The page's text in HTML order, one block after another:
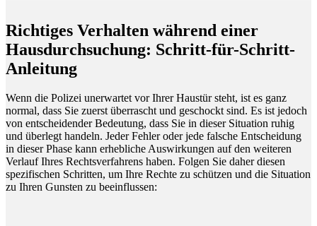
Richtiges Verhalten während einer
Hausdurchsuchung: Schritt-für-Schritt-
Anleitung
Wenn die Polizei unerwartet vor Ihrer Haustür steht, ist es ganz
normal, dass Sie zuerst überrascht und geschockt sind. Es ist jedoch
von entscheidender Bedeutung, dass Sie in dieser Situation ruhig
und überlegt handeln. Jeder Fehler oder jede falsche Entscheidung
in dieser Phase kann erhebliche Auswirkungen auf den weiteren
Verlauf Ihres Rechtsverfahrens haben. Folgen Sie daher diesen
spezifischen Schritten, um Ihre Rechte zu schützen und die Situation
zu Ihren Gunsten zu beeinflussen: